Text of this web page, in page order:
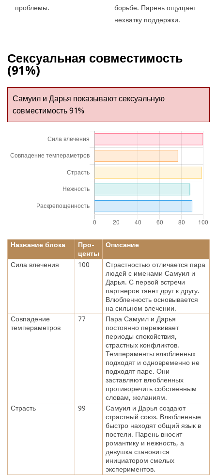
проблемы.
борьбе. Парень ощущает
нехватку поддержки.
Сексуальная совместимость
(91%)
Самуил и Дарья показывают сексуальную
совместимость 91%
Название блока
Про-
центы
Описание
Сила влечения 100
Страстностью отличается пара
людей с именами Самуил и
Дарья. С первой встречи
партнеров тянет друг к другу.
Влюбленность основывается
на сильном влечении.
Совпадение
темпераметров
77
Пара Самуил и Дарья
постоянно переживает
периоды спокойствия,
страстных конфликтов.
Темпераменты влюбленных
подходят и одновременно не
подходят паре. Они
заставляют влюбленных
противоречить собственным
словам, желаниям.
Страсть
99
Самуил и Дарья создают
страстный союз. Влюбленные
быстро находят общий язык в
постели. Парень вносит
романтику и нежность, а
девушка становится
инициатором смелых
экспериментов.